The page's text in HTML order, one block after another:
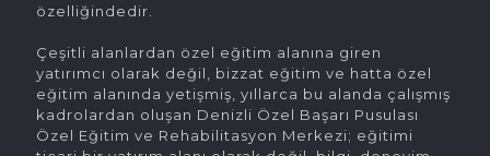
özelliğindedir.
Çeşitli alanlardan özel eğitim alanına giren
yatırımcı olarak değil, bizzat eğitim ve hatta özel
eğitim alanında yetişmiş, yıllarca bu alanda çalışmış
kadrolardan oluşan Denizli Özel Başarı Pusulası
Özel Eğitim ve Rehabilitasyon Merkezi; eğitimi